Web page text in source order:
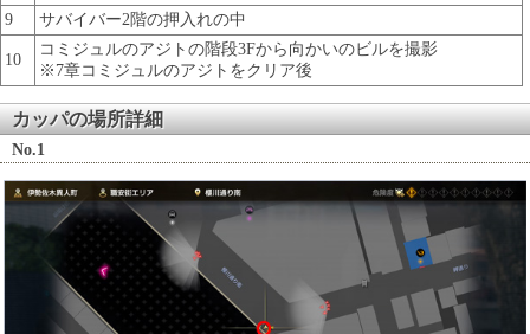
9
サバイバー2階の押入れの中
10
コミジュルのアジトの階段3Fから向かいのビルを撮影
※7章コミジュルのアジトをクリア後
カッパの場所詳細
No.1